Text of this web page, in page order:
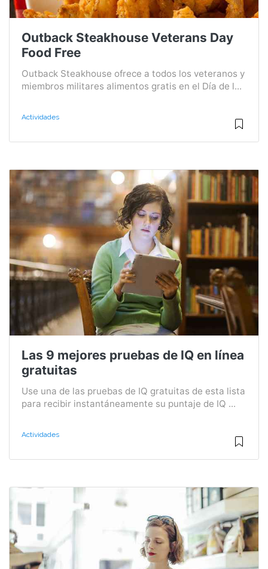
Outback Steakhouse Veterans Day
Food Free
Outback Steakhouse ofrece a todos los veteranos y
miembros militares alimentos gratis en el Día de l...
Actividades
Las 9 mejores pruebas de IQ en línea
gratuitas
Use una de las pruebas de IQ gratuitas de esta lista
para recibir instantáneamente su puntaje de IQ ...
Actividades